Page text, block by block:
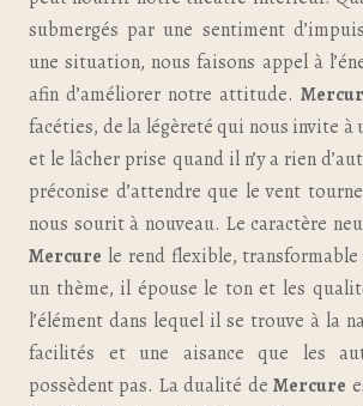
submergés par une sentiment
une situation, nous faisons appel à
afin d’améliorer notre attitude.
facéties, de la légèreté qui nous invite
et le lâcher prise quand il n’y a rien
préconise d’attendre que le vent
nous sourit à nouveau. Le caractère
Mercure le rend flexible,
un thème, il épouse le ton et les
l’élément dans lequel il se trouve à la
facilités et une aisance que les
possèdent pas. La dualité deMercure